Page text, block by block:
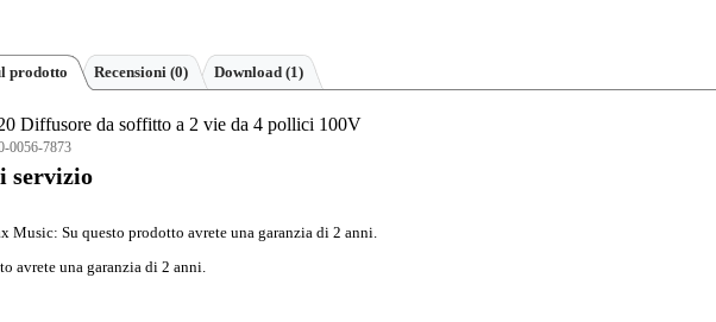
prodotto Recensioni (0) Download (1)
Diffusore da soffitto a 2 vie da 4 pollici 100V
0056-7873
servizio
Music: Su questo prodotto avrete una garanzia di 2 anni.
avrete una garanzia di 2 anni.